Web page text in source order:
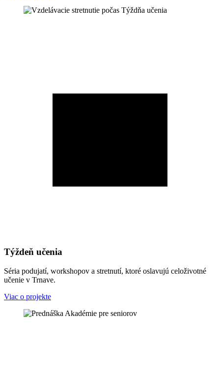
Týždeň učenia
Séria podujatí, workshopov a stretnutí, ktoré oslavujú celoživotné
učenie v Trnave.
Viac o projekte